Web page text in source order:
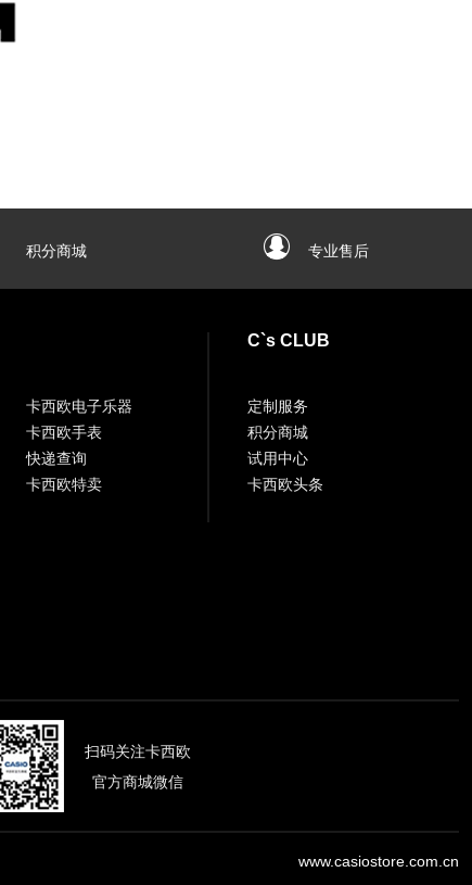
积分商城 专业售后
卡西欧电子乐器
卡西欧手表
快递查询
卡西欧特卖
C`s CLUB
定制服务
积分商城
试用中心
卡西欧头条
扫码关注卡西欧
官方商城微信
www.casiostore.com.cn